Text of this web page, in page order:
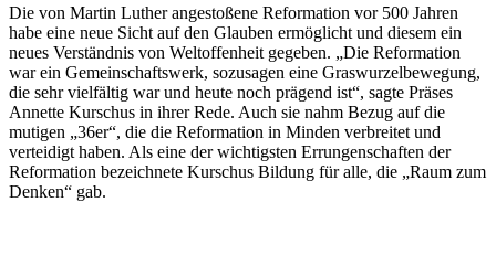
Die von Martin Luther angestoßene Reformation vor 500 Jahren
habe eine neue Sicht auf den Glauben ermöglicht und diesem ein
neues Verständnis von Weltoffenheit gegeben. „Die Reformation
war ein Gemeinschaftswerk, sozusagen eine Graswurzelbewegung,
die sehr vielfältig war und heute noch prägend ist“, sagte Präses
Annette Kurschus in ihrer Rede. Auch sie nahm Bezug auf die
mutigen „36er“, die die Reformation in Minden verbreitet und
verteidigt haben. Als eine der wichtigsten Errungenschaften der
Reformation bezeichnete Kurschus Bildung für alle, die „Raum zum
Denken“ gab.